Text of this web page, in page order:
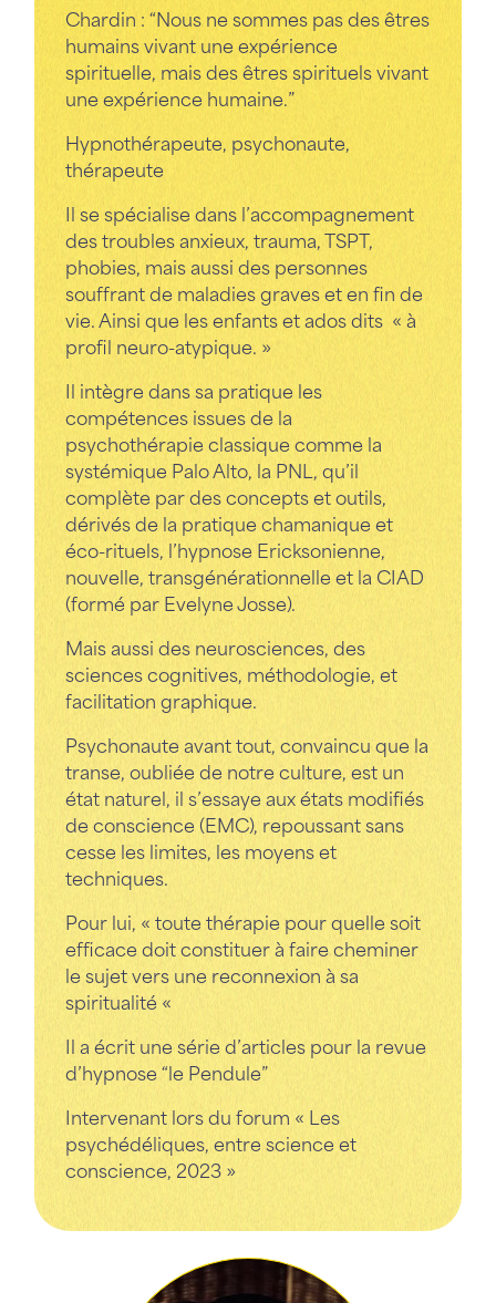
Chardin : “Nous ne sommes pas des êtres
humains vivant une expérience
spirituelle, mais des êtres spirituels vivant
une expérience humaine.”
Hypnothérapeute, psychonaute,
thérapeute
Il se spécialise dans l’accompagnement
des troubles anxieux, trauma, TSPT,
phobies, mais aussi des personnes
souffrant de maladies graves et en fin de
vie. Ainsi que les enfants et ados dits « à
profil neuro-atypique. »
Il intègre dans sa pratique les
compétences issues de la
psychothérapie classique comme la
systémique Palo Alto, la PNL, qu’il
complète par des concepts et outils,
dérivés de la pratique chamanique et
éco-rituels, l’hypnose Ericksonienne,
nouvelle, transgénérationnelle et la CIAD
(formé par Evelyne Josse).
Mais aussi des neurosciences, des
sciences cognitives, méthodologie, et
facilitation graphique.
Psychonaute avant tout, convaincu que la
transe, oubliée de notre culture, est un
état naturel, il s’essaye aux états modifiés
de conscience (EMC), repoussant sans
cesse les limites, les moyens et
techniques.
Pour lui, « toute thérapie pour quelle soit
efficace doit constituer à faire cheminer
le sujet vers une reconnexion à sa
spiritualité « ​
Il a écrit une série d’articles pour la revue
d’hypnose “le Pendule”
​Intervenant lors du forum « Les
psychédéliques, entre science et
conscience, 2023 »